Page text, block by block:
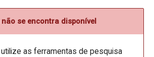
se encontra disponível
as ferramentas de pesquisa